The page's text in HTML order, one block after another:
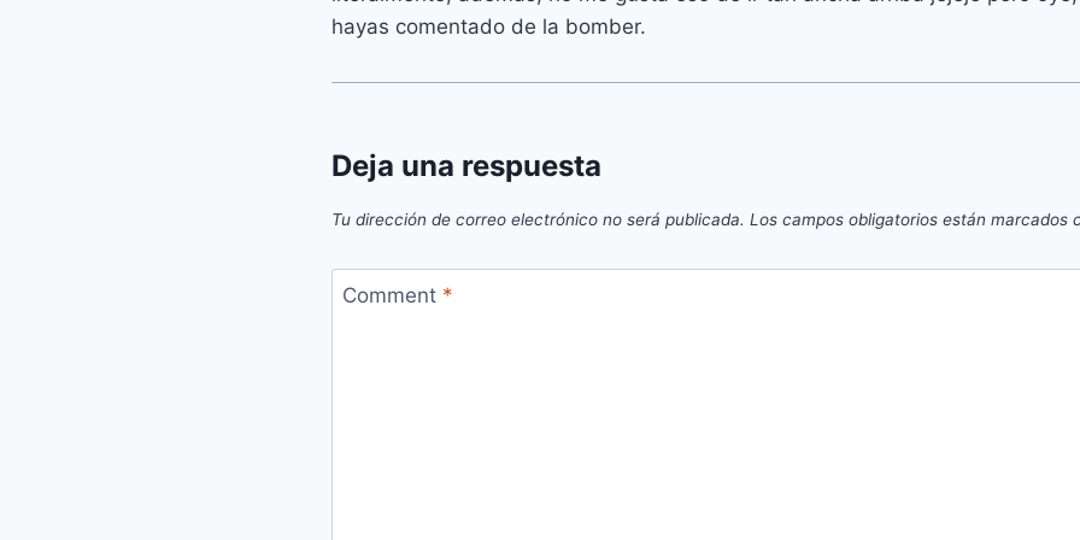
hayas comentado de la bomber.
Deja una respuesta
Tu dirección de correo electrónico no será publicada. Los campos obligatorios están marcados
Comment *